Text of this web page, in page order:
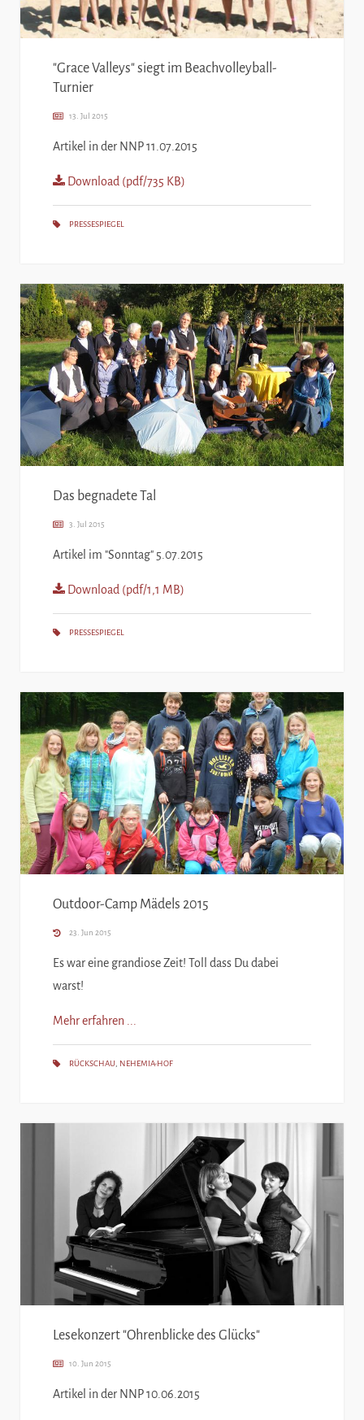
"Grace Valleys" siegt im Beachvolleyball-
Turnier
13. Jul 2015
Artikel in der NNP 11.07.2015
Download (pdf/735 KB)
PRESSESPIEGEL
Das begnadete Tal
3. Jul 2015
Artikel im "Sonntag" 5.07.2015
Download (pdf/1,1 MB)
PRESSESPIEGEL
Outdoor-Camp Mädels 2015
23. Jun 2015
Es war eine grandiose Zeit! Toll dass Du dabei
warst!
Mehr erfahren ...
RÜCKSCHAU NEHEMIA-HOF
Lesekonzert "Ohrenblicke des Glücks"
10. Jun 2015
Artikel in der NNP 10.06.2015